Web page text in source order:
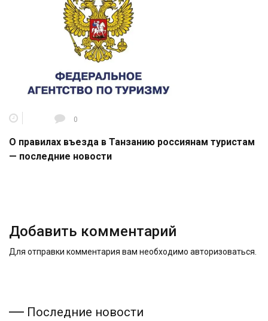
0
О правилах въезда в Танзанию россиянам туристам
— последние новости
Добавить комментарий
Для отправки комментария вам необходимо авторизоваться
Последние новости